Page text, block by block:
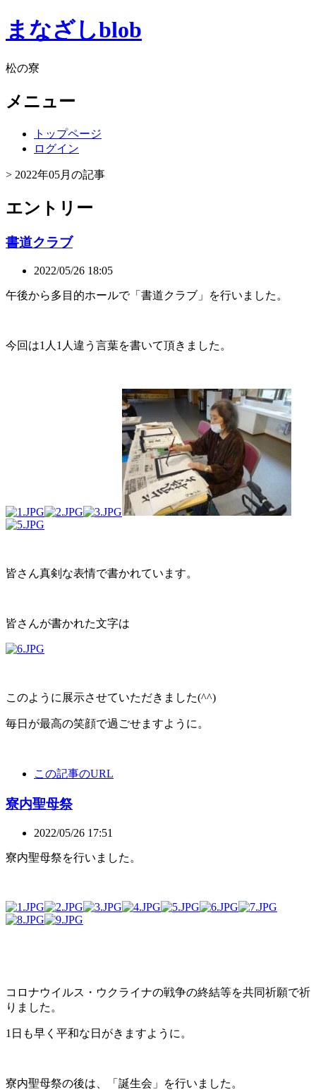
まなざしblob
松の寮
メニュー
トップページ
ログイン
> 2022年05月の記事
エントリー
書道クラブ
2022/05/26 18:05
午後から多目的ホールで「書道クラブ」を行いました。
今回は1人1人違う言葉を書いて頂きました。
皆さん真剣な表情で書かれています。
皆さんが書かれた文字は
このように展示させていただきました(^^)
毎日が最高の笑顔で過ごせますように。
この記事のURL
寮内聖母祭
2022/05/26 17:51
寮内聖母祭を行いました。
コロナウイルス・ウクライナの戦争の終結等を共同祈願で祈
りました。
1日も早く平和な日がきますように。
寮内聖母祭の後は、「誕生会」を行いました。